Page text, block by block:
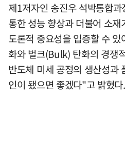
제1저자인 송진우 석박통합
통한 성능 향상과 더불어 소
도론적 중요성을 입증할 수
화와 벌크(Bulk) 탄화의 경쟁
반도체 미세 공정의 생산성과
인이 됐으면 좋겠다"고 밝혔다.